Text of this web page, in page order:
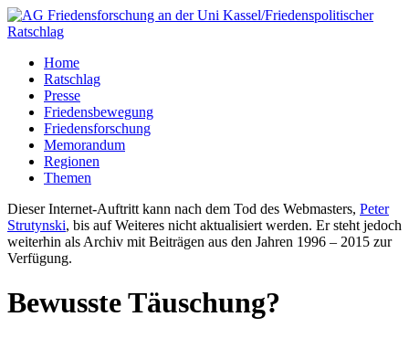
Home
Ratschlag
Presse
Friedensbewegung
Friedensforschung
Memorandum
Regionen
Themen
Dieser Internet-Auftritt kann nach dem Tod des Webmasters, Peter
Strutynski, bis auf Weiteres nicht aktualisiert werden. Er steht jedoch
weiterhin als Archiv mit Beiträgen aus den Jahren 1996 – 2015 zur
Verfügung.
Bewusste Täuschung?